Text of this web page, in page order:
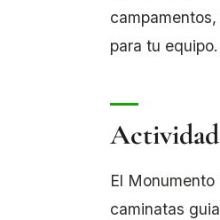
para tu equipo.
El
caminatas